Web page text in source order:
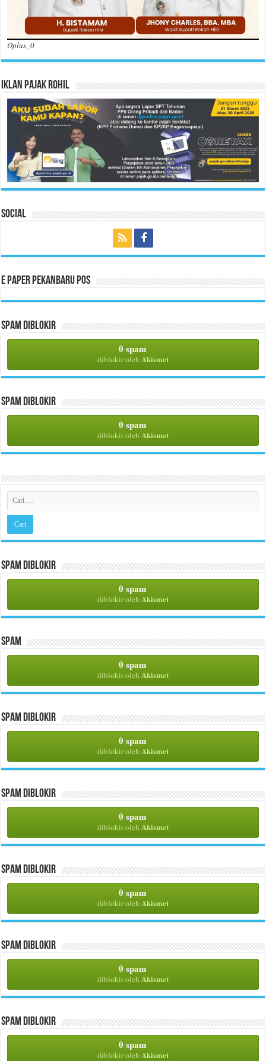
Oplus_0
Iklan Pajak Rohil
Social
E Paper Pekanbaru Pos
Spam Diblokir
0 spam
diblokir oleh Akismet
Spam Diblokir
0 spam
diblokir oleh Akismet
Spam Diblokir
0 spam
diblokir oleh Akismet
Spam
0 spam
diblokir oleh Akismet
Spam Diblokir
0 spam
diblokir oleh Akismet
Spam Diblokir
0 spam
diblokir oleh Akismet
Spam Diblokir
0 spam
diblokir oleh Akismet
Spam Diblokir
0 spam
diblokir oleh Akismet
Spam Diblokir
0 spam
diblokir oleh Akismet